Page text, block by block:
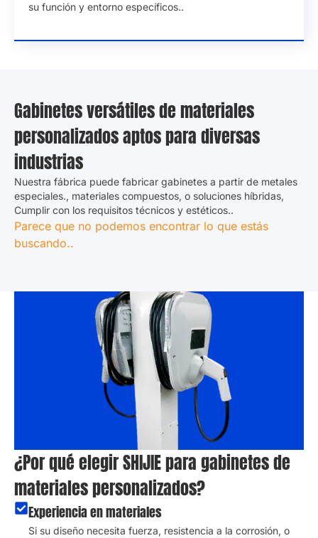
su función y entorno específicos..
Gabinetes versátiles de materiales
personalizados aptos para diversas
industrias
Nuestra fábrica puede fabricar gabinetes a partir de metales
especiales., materiales compuestos, o soluciones híbridas,
Cumplir con los requisitos técnicos y estéticos..
Parece que no podemos encontrar lo que estás
buscando..
¿Por qué elegir SHIJIE para gabinetes de
materiales personalizados?
Experiencia en materiales
Si su diseño necesita fuerza, resistencia a la corrosión, o